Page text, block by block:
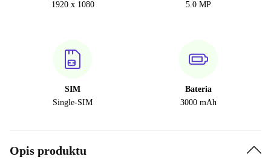
1920 x 1080
5.0 MP
SIM
Single-SIM
Bateria
3000 mAh
Opis produktu